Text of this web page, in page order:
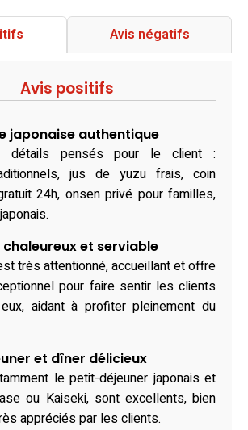
Avis négatifs
Avis positifs
japonaise authentique
détails pensés pour le client :
jus de yuzu frais, coin
24h, onsen privé pour familles,
chaleureux et serviable
très attentionné, accueillant et offre
pour faire sentir les clients
aidant à profiter pleinement du
et dîner délicieux
le petit-déjeuner japonais et
ou Kaiseki, sont excellents, bien
appréciés par les clients.